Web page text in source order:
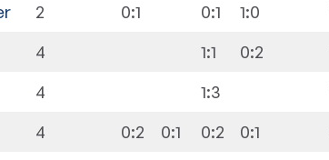
2 0:1 0:1 1:0
4 1:1 0:2
4 1:3
4 0:2 0:1 0:2 0:1